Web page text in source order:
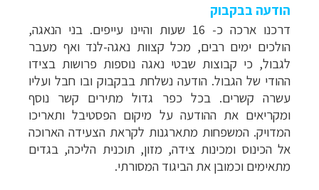
הודעה בבקבוק
דרכנו ארכה כ- 16 שעות והיינו עייפים. בני הנאגה,
הולכים ימים רבים, מכל קצוות נאגה-לנד ואף מעבר
לגבול, כי קבוצות שבטי נאגה נוספות פרושות בצידו
ההודי של הגבול. הודעה נשלחת בבקבוק ובו חבל ועליו
עשרה קשרים. בכל כפר גדול מתירים קשר נוסף
ומקריאים את ההודעה על מיקום הפסטיבל ותאריכו
המדויק. המשפחות מתארגנות לקראת הצעידה הארוכה
אל הכינוס ומכינות צידה, מזון, תוכנית הליכה, בגדים
מתאימים וכמובן את הביגוד המסורתי.
תכנוןטיולים למזרח הרחוקלחצו לרשימת יעדים »
תכנון טיולים לפולינזיה הצרפתית
לחצו לפרטים »
תכנוןטיולים לאוסטרליה וניו זילנד לחצו לרשימת
ההצעות »